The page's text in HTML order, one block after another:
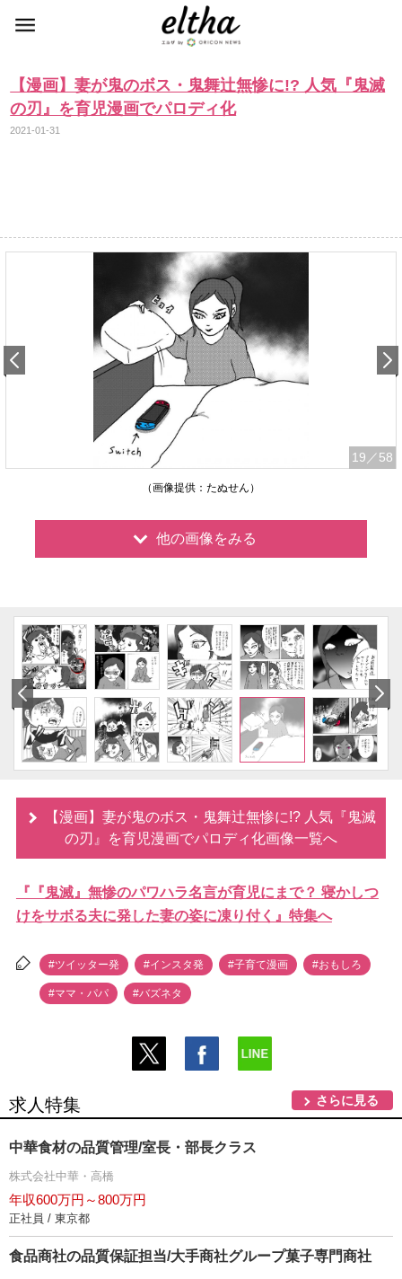
【漫画】妻が鬼のボス・鬼舞辻無惨に!? 人気『鬼滅
の刃』を育児漫画でパロディ化
2021-01-31
19 ／58
（画像提供：たぬせん）
他の画像をみる
【漫画】妻が鬼のボス・鬼舞辻無惨に!? 人気『鬼滅
の刃』を育児漫画でパロディ化画像一覧へ
『『鬼滅』無惨のパワハラ名言が育児にまで？ 寝かしつ
けをサボる夫に発した妻の姿に凍り付く』特集へ
#ツイッター発 #インスタ発 #子育て漫画 #おもしろ
#ママ・パパ #バズネタ
求人特集 さらに見る
中華食材の品質管理/室長・部長クラス
株式会社中華・高橋
年収600万円～800万円
正社員 / 東京都
食品商社の品質保証担当/大手商社グループ菓子専門商社